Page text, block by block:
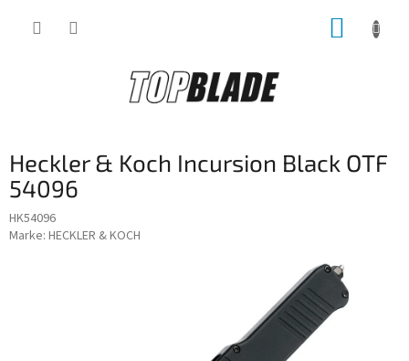
Heckler & Koch Incursion Black OTF
54096
HK54096
Marke: HECKLER & KOCH